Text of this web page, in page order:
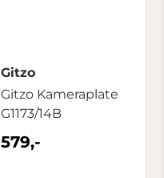
Gitzo
Gitzo Kameraplate
G1173/14B
579,-